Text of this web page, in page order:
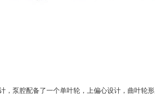
泵腔配备了一个单叶轮，上偏心设计，曲叶轮